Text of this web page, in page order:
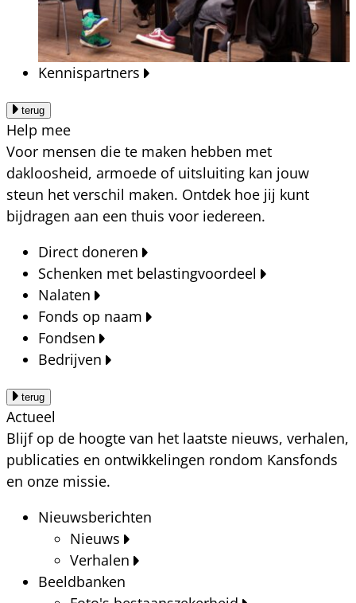
Kennispartners
terug
Help mee
Voor mensen die te maken hebben met
dakloosheid, armoede of uitsluiting kan jouw
steun het verschil maken. Ontdek hoe jij kunt
bijdragen aan een thuis voor iedereen.
Direct doneren
Schenken met belastingvoordeel
Nalaten
Fonds op naam
Fondsen
Bedrijven
terug
Actueel
Blijf op de hoogte van het laatste nieuws, verhalen,
publicaties en ontwikkelingen rondom Kansfonds
en onze missie.
Nieuwsberichten
Nieuws
Verhalen
Beeldbanken